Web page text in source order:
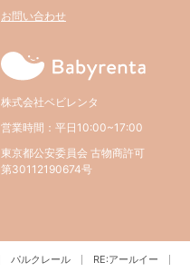
お問い合わせ
株式会社ベビレンタ
営業時間：平日10:00~17:00
東京都公安委員会 古物商許可
第30112190674号
パルクレール RE:アールイー